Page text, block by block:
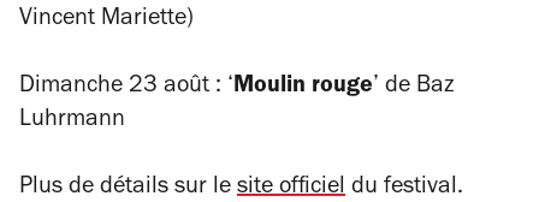
Vincent Mariette)
Dimanche 23 août : ‘Moulin rouge’ de Baz
Luhrmann
Plus de détails sur le site officiel du festival.